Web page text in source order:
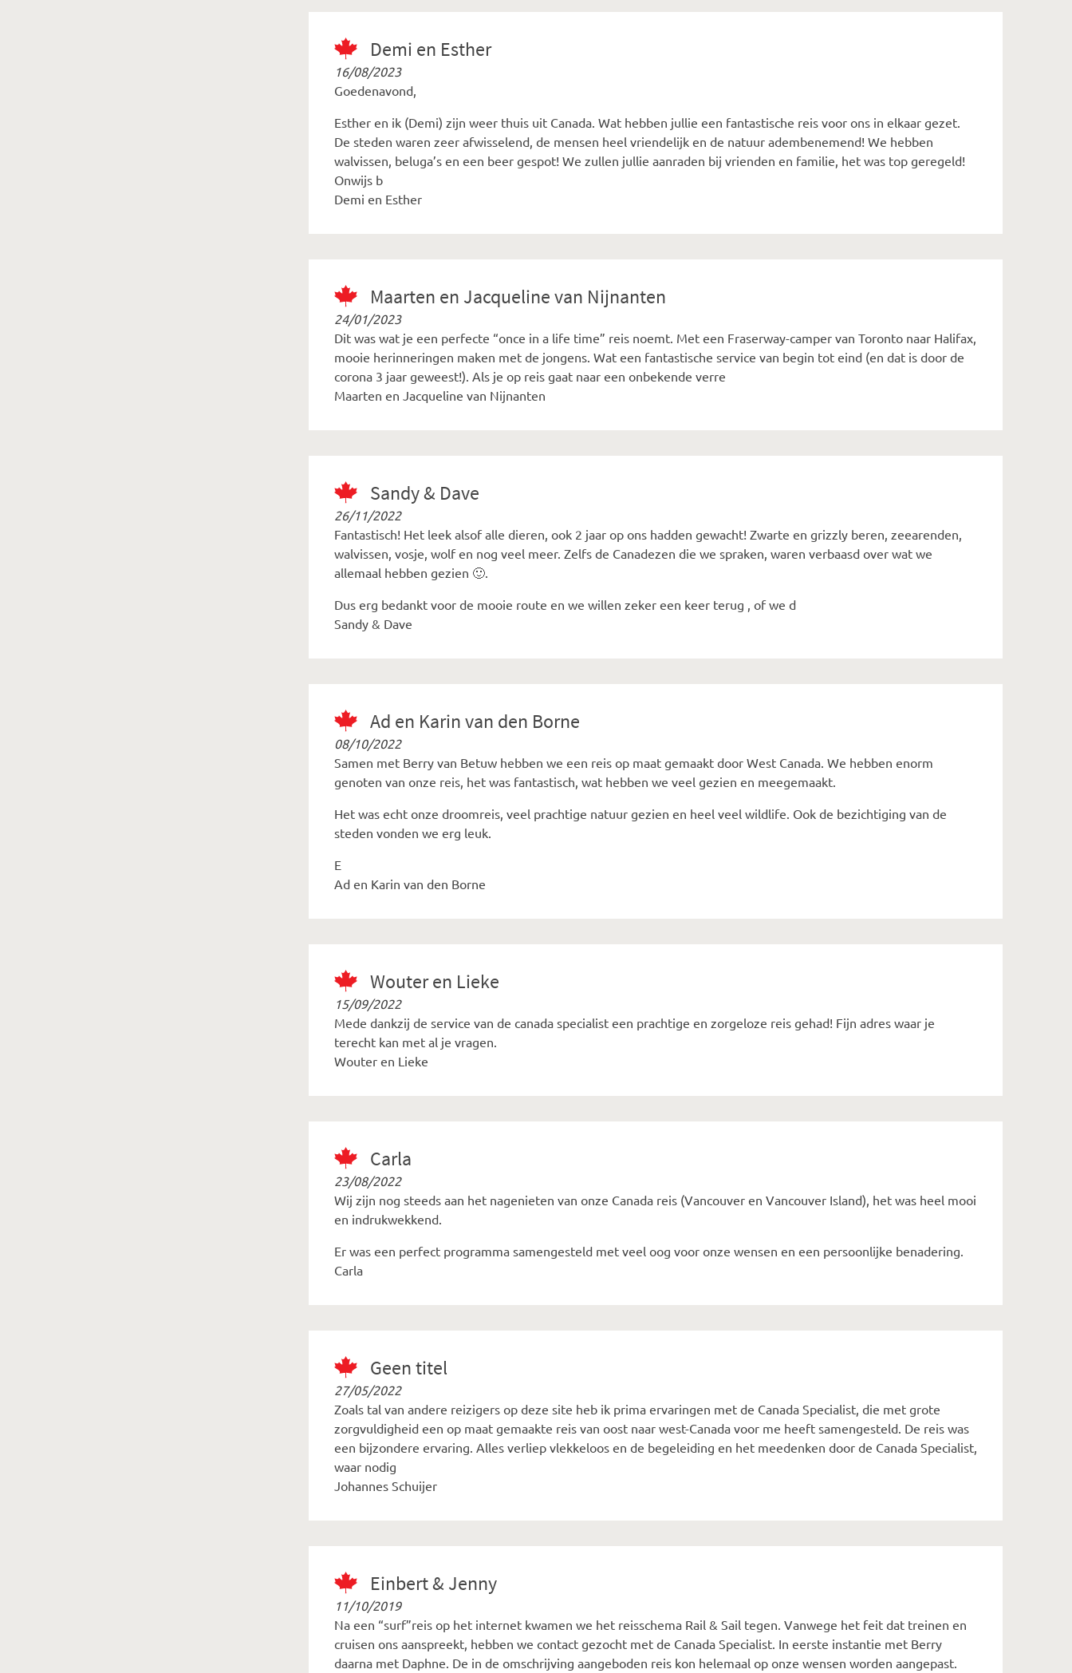
Demi en Esther
16/08/2023
Goedenavond,
Esther en ik (Demi) zijn weer thuis uit Canada. Wat hebben jullie een fantastische reis voor ons in elkaar gezet.
De steden waren zeer afwisselend, de mensen heel vriendelijk en de natuur adembenemend! We hebben
walvissen, beluga’s en een beer gespot! We zullen jullie aanraden bij vrienden en familie, het was top geregeld!
Onwijs b
Demi en Esther
Maarten en Jacqueline van Nijnanten
24/01/2023
Dit was wat je een perfecte “once in a life time” reis noemt. Met een Fraserway-camper van Toronto naar Halifax,
mooie herinneringen maken met de jongens. Wat een fantastische service van begin tot eind (en dat is door de
corona 3 jaar geweest!). Als je op reis gaat naar een onbekende verre
Maarten en Jacqueline van Nijnanten
Sandy & Dave
26/11/2022
Fantastisch! Het leek alsof alle dieren, ook 2 jaar op ons hadden gewacht! Zwarte en grizzly beren, zeearenden,
walvissen, vosje, wolf en nog veel meer. Zelfs de Canadezen die we spraken, waren verbaasd over wat we
allemaal hebben gezien 🙂.
Dus erg bedankt voor de mooie route en we willen zeker een keer terug , of we d
Sandy & Dave
Ad en Karin van den Borne
08/10/2022
Samen met Berry van Betuw hebben we een reis op maat gemaakt door West Canada. We hebben enorm
genoten van onze reis, het was fantastisch, wat hebben we veel gezien en meegemaakt.
Het was echt onze droomreis, veel prachtige natuur gezien en heel veel wildlife. Ook de bezichtiging van de
steden vonden we erg leuk.
E
Ad en Karin van den Borne
Wouter en Lieke
15/09/2022
Mede dankzij de service van de canada specialist een prachtige en zorgeloze reis gehad! Fijn adres waar je
terecht kan met al je vragen.
Wouter en Lieke
Carla
23/08/2022
Wij zijn nog steeds aan het nagenieten van onze Canada reis (Vancouver en Vancouver Island), het was heel mooi
en indrukwekkend.
Er was een perfect programma samengesteld met veel oog voor onze wensen en een persoonlijke benadering.
Carla
Geen titel
27/05/2022
Zoals tal van andere reizigers op deze site heb ik prima ervaringen met de Canada Specialist, die met grote
zorgvuldigheid een op maat gemaakte reis van oost naar west-Canada voor me heeft samengesteld. De reis was
een bijzondere ervaring. Alles verliep vlekkeloos en de begeleiding en het meedenken door de Canada Specialist,
waar nodig
Johannes Schuijer
Einbert & Jenny
11/10/2019
Na een “surf”reis op het internet kwamen we het reisschema Rail & Sail tegen. Vanwege het feit dat treinen en
cruisen ons aanspreekt, hebben we contact gezocht met de Canada Specialist. In eerste instantie met Berry
daarna met Daphne. De in de omschrijving aangeboden reis kon helemaal op onze wensen worden aangepast.